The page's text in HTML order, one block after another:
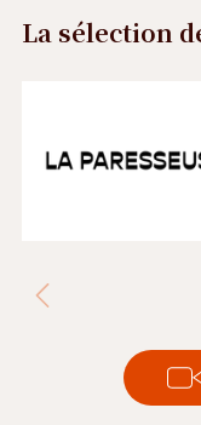
La sélection